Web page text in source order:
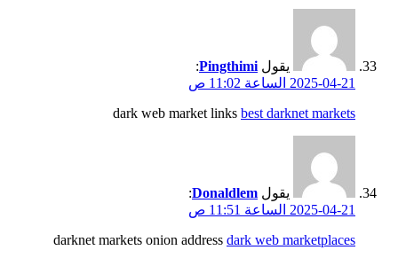
يقول Pingthimi
:
2025-04-21 الساعة 11:02 ص
dark web market linksbest darknet markets
يقول Donaldlem
:
2025-04-21 الساعة 11:51 ص
darknet markets onion addressdark web marketplaces